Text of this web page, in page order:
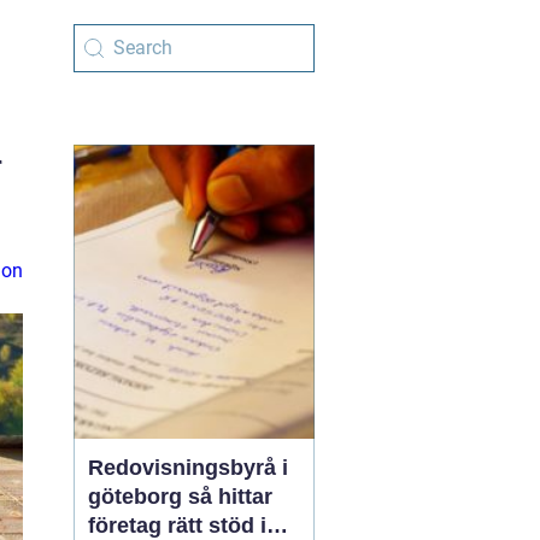
Redovisningsbyrå i
göteborg så hittar
företag rätt stöd i